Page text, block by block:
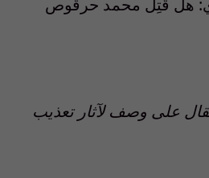
على وصف لآثار تعذيب